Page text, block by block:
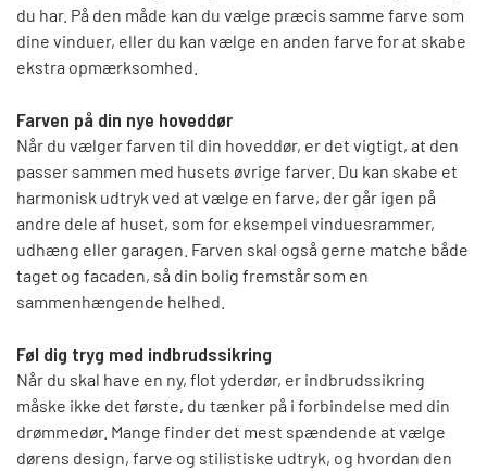
du har. På den måde kan du vælge præcis samme farve som
dine vinduer, eller du kan vælge en anden farve for at skabe
ekstra opmærksomhed.
Farven på din nye hoveddør
Når du vælger farven til din hoveddør, er det vigtigt, at den
passer sammen med husets øvrige farver. Du kan skabe et
harmonisk udtryk ved at vælge en farve, der går igen på
andre dele af huset, som for eksempel vinduesrammer,
udhæng eller garagen. Farven skal også gerne matche både
taget og facaden, så din bolig fremstår som en
sammenhængende helhed.
Føl dig tryg med indbrudssikring
Når du skal have en ny, flot yderdør, er indbrudssikring
måske ikke det første, du tænker på i forbindelse med din
drømmedør. Mange finder det mest spændende at vælge
dørens design, farve og stilistiske udtryk, og hvordan den